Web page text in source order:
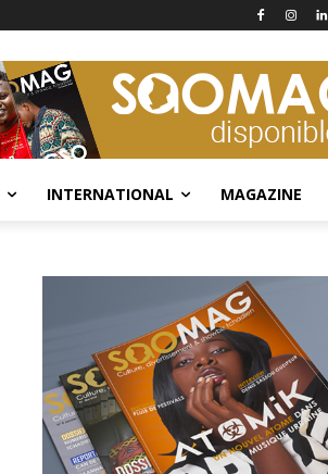
INTERNATIONAL MAGAZINE